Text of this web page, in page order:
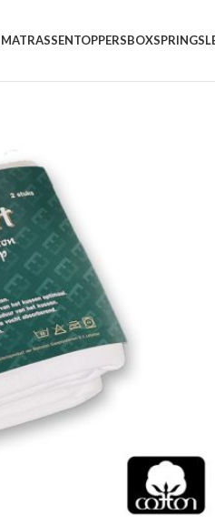
MATRASSENTOPPERSBOXSPRINGS